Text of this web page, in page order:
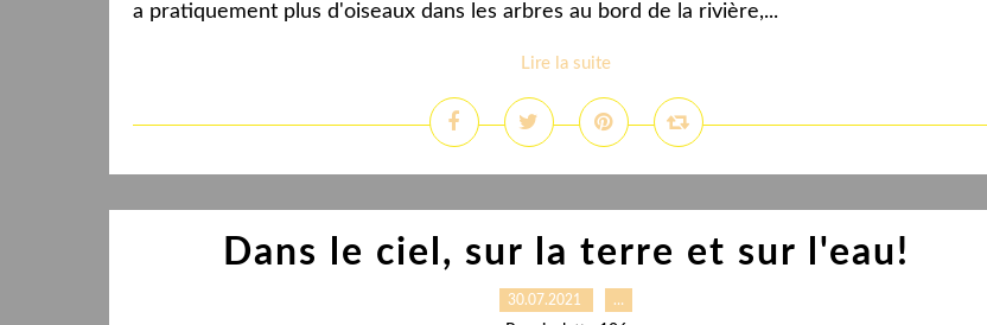
a pratiquement plus d'oiseaux dans les arbres au bord de la rivière,...
Lire la suite
Dans le ciel, sur la terre et sur l'eau!
30.07.2021 …